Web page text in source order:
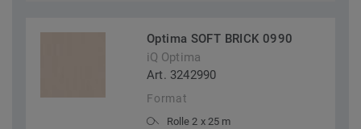
Optima SOFT BRICK 0990
iQ Optima
Art. 3242990
Format
Rolle 2 x 25 m